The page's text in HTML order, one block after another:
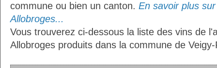
commune ou bien un canton. En savoir plus
Allobroges...
Vous trouverez ci-dessous la liste des vins de
Allobroges produits dans la commune de